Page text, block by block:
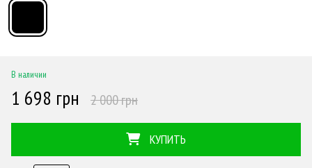
В наличии
1 698 грн 2 000 грн
КУПИТЬ